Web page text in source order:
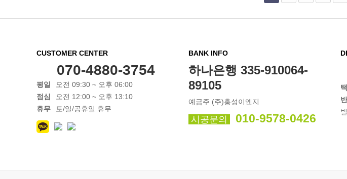
CUSTOMER CENTER
070-4880-3754
평일
오전 09:30 ~ 오후 06:00
점심
오전 12:00 ~ 오후 13:10
휴무
토/일/공휴일 휴무
BANK INFO
하나은행 335-910064-
89105
예금주 (주)홍성이엔지
시공문의 010-9578-0426